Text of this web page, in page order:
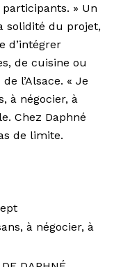
» Un
solidité du projet,
d’intégrer
de cuisine ou
l’Alsace. « Je
à négocier, à
Chez Daphné
de limite.
à négocier, à